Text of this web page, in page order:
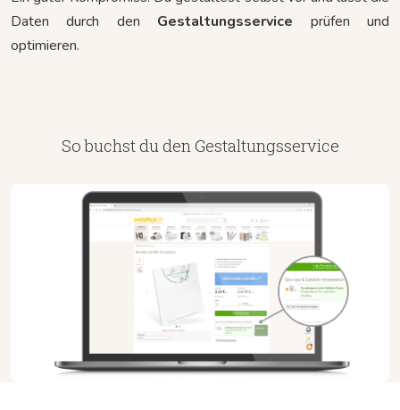
Daten durch den Gestaltungsservice prüfen und
optimieren.
So buchst du den Gestaltungsservice